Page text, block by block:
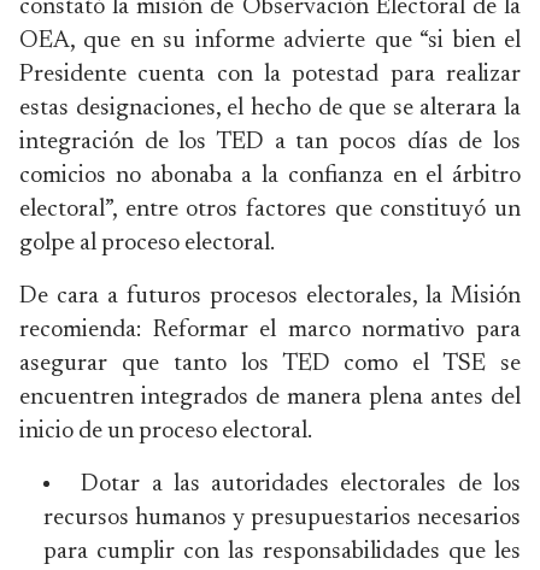
constató la misión de Observación Electoral de la
OEA, que en su informe advierte que “si bien el
Presidente cuenta con la potestad para realizar
estas designaciones, el hecho de que se alterara la
integración de los TED a tan pocos días de los
comicios no abonaba a la confianza en el árbitro
electoral”, entre otros factores que constituyó un
golpe al proceso electoral.
De cara a futuros procesos electorales, la Misión
recomienda: Reformar el marco normativo para
asegurar que tanto los TED como el TSE se
encuentren integrados de manera plena antes del
inicio de un proceso electoral.
Dotar a las autoridades electorales de los
recursos humanos y presupuestarios necesarios
para cumplir con las responsabilidades que les